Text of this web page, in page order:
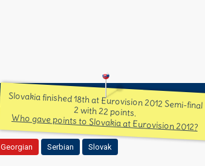
Slovakia finished 18th at Eurovision 2012 Semi-final
2 with 22 points.
Who gave points to Slovakia at Eurovision 2012?
Georgian Serbian Slovak